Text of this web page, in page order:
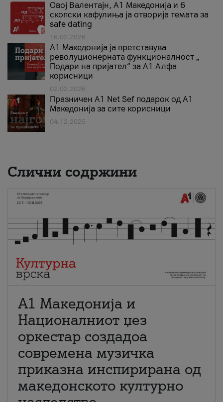
Овој Валентајн, A1 Македонија и 6
скопски кафулиња ја отворија темата за
safe dating
16.02.2026
А1 Македонија ја претставува
револуционерната функционалност „
Подари на пријател“ за А1 Алфа
корисници
02.02.2026
Празничен A1 Net Sеf подарок од А1
Македонија за сите корисници
04.12.2025
Слични содржини
А1 Македонија и
Националниот џез
оркестар создадоа
современа музичка
приказна инспирирана од
македонското културно